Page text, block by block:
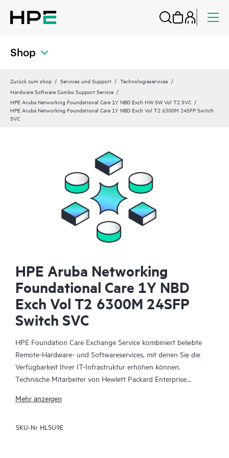
Shop
Zurück zum shop Services und Support
Technologieservices
Hardware Software Combo Support Service
HPE Aruba Networking Foundational Care 1Y NBD Exch HW SW Vol T2 SVC
HPE Aruba Networking Foundational Care 1Y NBD Exch Vol T2 6300M 24SFP Switch
SVC
HPE Aruba Networking
Foundational Care 1Y NBD
Exch Vol T2 6300M 24SFP
Switch SVC
HPE Foundation Care Exchange Service kombiniert beliebte
Remote-Hardware- und Softwareservices, mit denen Sie die
Verfügbarkeit Ihrer IT-Infrastruktur erhöhen können.
Technische Mitarbeiter von Hewlett Packard Enterprise
Behebung von Hardware- und Softwareproblemen zu
Mehr anzeigen
SKU-Nr. HL5U9E